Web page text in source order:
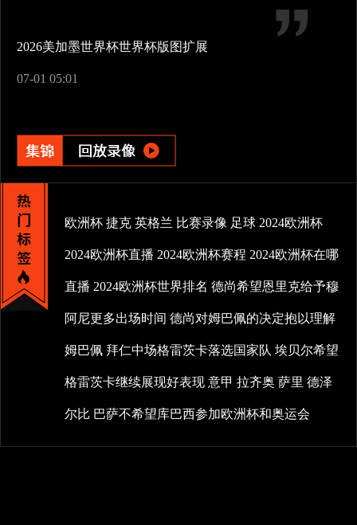
2026美加墨世界杯世界杯版图扩展
07-01 05:01
欧洲杯 捷克 英格兰 比赛录像 足球 2024欧洲杯
2024欧洲杯直播 2024欧洲杯赛程 2024欧洲杯在哪
直播 2024欧洲杯世界排名 德尚希望恩里克给予穆
阿尼更多出场时间 德尚对姆巴佩的决定抱以理解
姆巴佩 拜仁中场格雷茨卡落选国家队 埃贝尔希望
格雷茨卡继续展现好表现 意甲 拉齐奥 萨里 德泽
尔比 巴萨不希望库巴西参加欧洲杯和奥运会